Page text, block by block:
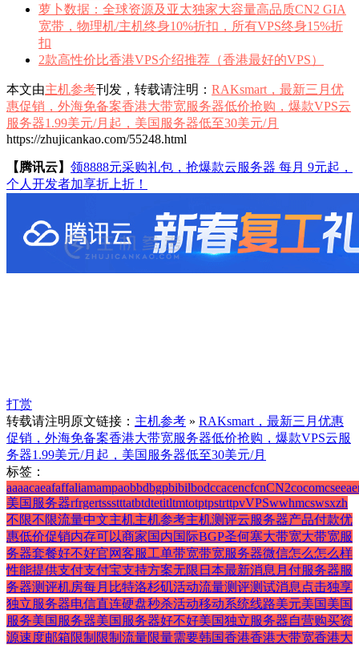
萝卜数据：全球资源及亚太独家大容量高品质CN2 GIA
宽带，物理机/主机终身10%折扣，所有VPS终身15%折
扣
2款高性价比香港VPS介绍推荐（香港最好的VPS）
本文由主机参考刊发，转载请注明： RAKsmart，最新三月优
惠促销，外海免备案香港大带宽服务器低价抢购，爆款VPS云
服务器1.99美元/月起，美国服务器低至30美元/月
https://zhujicankao.com/55248.html
【腾讯云】 领8888元采购礼包，抢爆款云服务器 每月 9元起，
个人开发者加享折上折！
打赏
转载请注明原文链接： 主机参考 » RAKsmart，最新三月优惠
促销，外海免备案香港大带宽服务器低价抢购，爆款VPS云服
务器1.99美元/月起，美国服务器低至30美元/月
标签：
aaaacaeafaffaliamampaobbdbgpbibilbodccacencfcnCN2cocomcseea
美国服务器rfrgertssstttatbtdtetitltmtotptpstrttpvVPSwwhmcswsxzh
不限不限流量中文主机主机参考主机测评云服务器产品付款优
惠低价促销内存可以商家国内国际BGP圣何塞大带宽大带宽服
务器套餐好不好官网客服工单带宽带宽服务器微信怎么怎么样
性能提供支付支付宝支持方案无限 日本最新消息 月付服务器服
务器测评机房每月 比特洛杉矶活动流量测评测试消息 点击独享
独立服务器电信直连硬盘秒杀活动移动系统线路美元美国美国
服务美国服务器美国服务器好不好美国独立服务器自营购买资
源速度邮箱限制 限制流量限量需要韩国香港香港大带宽香港大